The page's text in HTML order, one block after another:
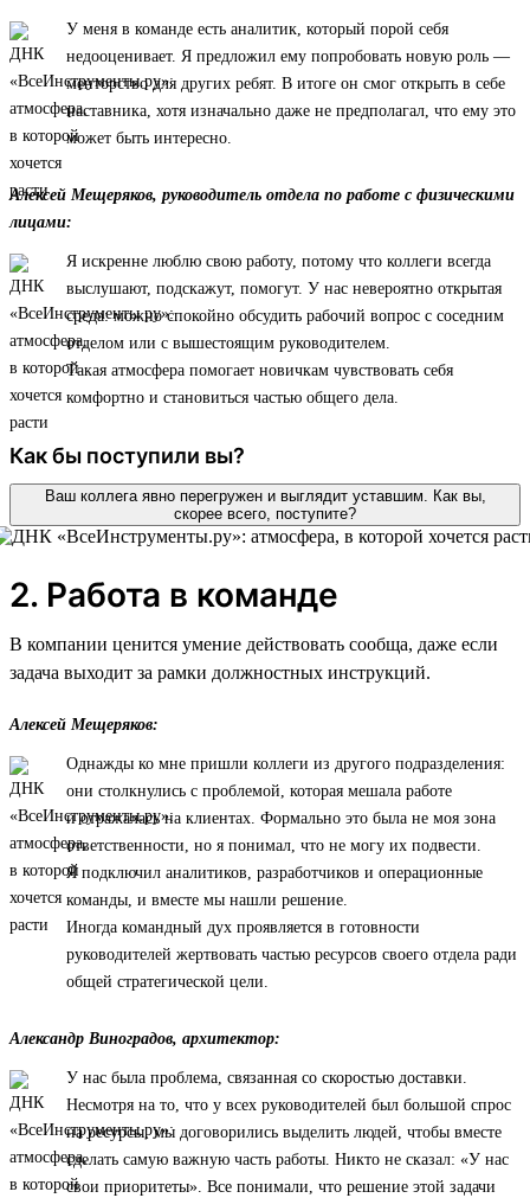
У меня в команде есть аналитик, который порой себя
недооценивает. Я предложил ему попробовать новую роль —
менторство для других ребят. В итоге он смог открыть в себе
наставника, хотя изначально даже не предполагал, что ему это
может быть интересно.
Алексей Мещеряков, руководитель отдела по работе с физическими
лицами:
Я искренне люблю свою работу, потому что коллеги всегда
выслушают, подскажут, помогут. У нас невероятно открытая
среда: можно спокойно обсудить рабочий вопрос с соседним
отделом или с вышестоящим руководителем.
Такая атмосфера помогает новичкам чувствовать себя
комфортно и становиться частью общего дела.
Как бы поступили вы?
Ваш коллега явно перегружен и выглядит уставшим. Как вы,
скорее всего, поступите?
2. Работа в команде
В компании ценится умение действовать сообща, даже если
задача выходит за рамки должностных инструкций.
Алексей Мещеряков:
Однажды ко мне пришли коллеги из другого подразделения:
они столкнулись с проблемой, которая мешала работе
и отражалась на клиентах. Формально это была не моя зона
ответственности, но я понимал, что не могу их подвести.
Я подключил аналитиков, разработчиков и операционные
команды, и вместе мы нашли решение.
Иногда командный дух проявляется в готовности
руководителей жертвовать частью ресурсов своего отдела ради
общей стратегической цели.
Александр Виноградов, архитектор:
У нас была проблема, связанная со скоростью доставки.
Несмотря на то, что у всех руководителей был большой спрос
на ресурсы, мы договорились выделить людей, чтобы вместе
сделать самую важную часть работы. Никто не сказал: «У нас
свои приоритеты». Все понимали, что решение этой задачи